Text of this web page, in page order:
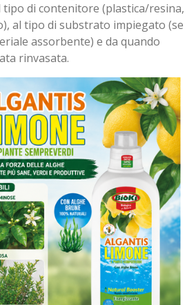
tipo di contenitore (plastica/resina,
al tipo di substrato impiegato (se
assorbente) e da quando
rinvasata.